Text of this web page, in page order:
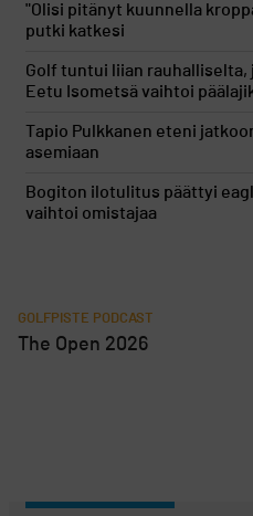
"Olisi pitänyt kuunnella
putki katkesi
Golf tuntui liian
Eetu Isometsä vaihtoi
Tapio Pulkkanen eteni
asemiaan
Bogiton ilotulitus päättyi
vaihtoi omistajaa
GOLFPISTE PODCAST
The Open 2026